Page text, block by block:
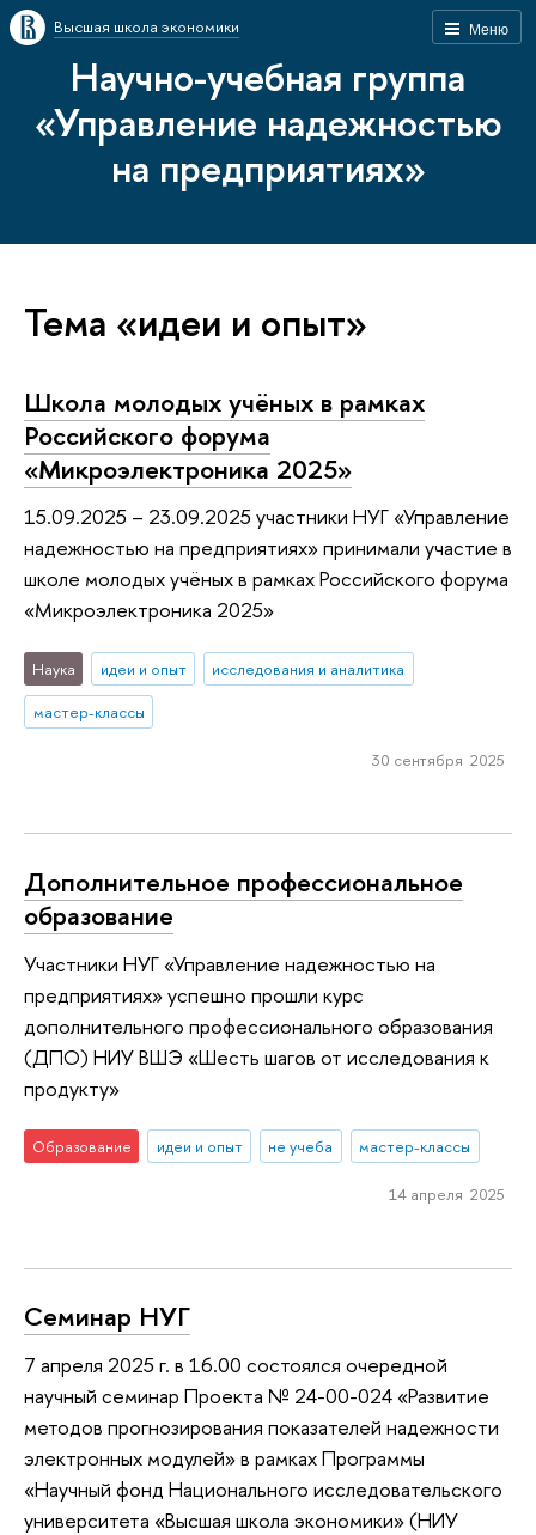
Меню
Высшая школа экономики
Научно-учебная группа
«Управление надежностью
на предприятиях»
Тема «идеи и опыт»
Школа молодых учёных в рамках
Российского форума
«Микроэлектроника 2025»
15.09.2025 – 23.09.2025 участники НУГ «Управление
надежностью на предприятиях» принимали участие в
школе молодых учёных в рамках Российского форума
«Микроэлектроника 2025»
Наука идеи и опыт
исследования и аналитика
мастер-классы
30 сентября 2025
Дополнительное профессиональное
образование
Участники НУГ «Управление надежностью на
предприятиях» успешно прошли курс
дополнительного профессионального образования
(ДПО) НИУ ВШЭ «Шесть шагов от исследования к
продукту»
Образование идеи и опыт не учеба мастер-классы
14 апреля 2025
Семинар НУГ
7 апреля 2025 г. в 16.00 состоялся очередной
научный семинар Проекта № 24-00-024 «Развитие
методов прогнозирования показателей надежности
электронных модулей» в рамках Программы
«Научный фонд Национального исследовательского
университета «Высшая школа экономики» (НИУ